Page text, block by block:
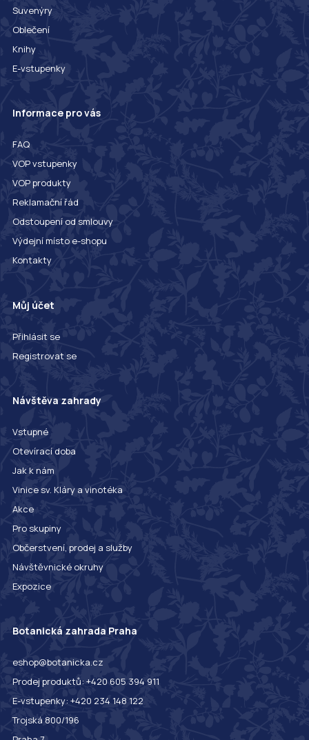
Suvenýry
Oblečení
Knihy
E-vstupenky
Informace pro vás
FAQ
VOP vstupenky
VOP produkty
Reklamační řád
Odstoupení od smlouvy
Výdejní místo e-shopu
Kontakty
Můj účet
Přihlásit se
Registrovat se
Návštěva zahrady
Vstupné
Otevírací doba
Jak k nám
Vinice sv. Kláry a vinotéka
Akce
Pro skupiny
Občerstvení, prodej a služby
Návštěvnické okruhy
Expozice
Botanická zahrada Praha
eshop@botanicka.cz
Prodej produktů: +420 605 394 911
E-vstupenky: +420 234 148 122
Trojská 800/196